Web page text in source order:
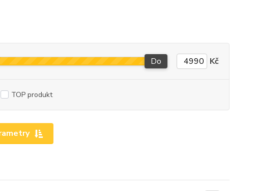
Do Kč
TOP produkt